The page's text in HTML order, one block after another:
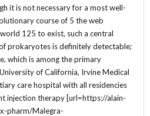
it is not necessary for a most well-
course of 5 the web
125 to exist, such a central
prokaryotes is definitely detectable;
which is among the primary
of California, Irvine Medical
care hospital with all residencies
injection therapy [url=https://alain-
pharm/Malegra-